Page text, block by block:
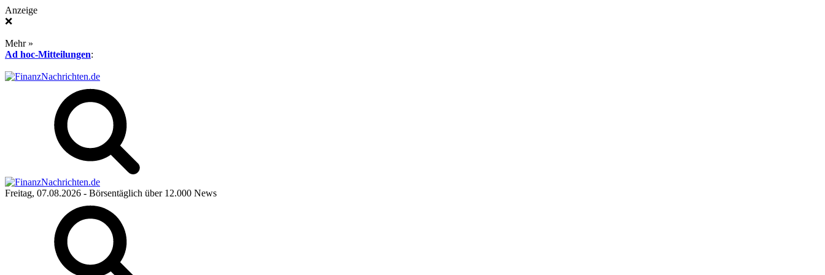
Anzeige
❌
Mehr »
Ad hoc-Mitteilungen:
Freitag, 07.08.2026 - Börsentäglich über 12.000 News